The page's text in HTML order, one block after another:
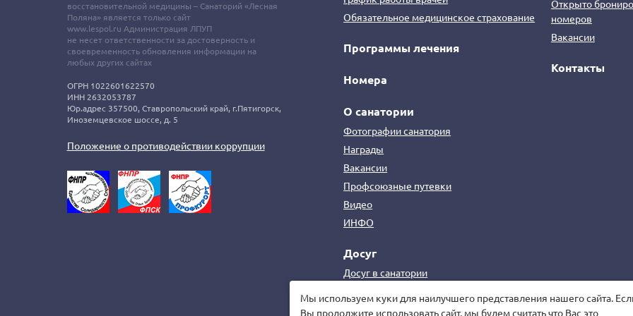
восстановительной медицины – Санаторий «Лесная
Поляна» является только сайт
www.lespol.ru Администрация ЛПУП
не несет ответственности за достоверность и
своевременность обновления информации на
любых других сайтах
ОГРН 1022601622570
ИНН 2632053787
Юр.адрес 357500, Ставропольский край, г.Пятигорск,
Иноземцевское шоссе, д. 5
Положение о противодействии коррупции
Обязательное медицинское страхование
Программы лечения
Номера
О санатории
Фотографии санатория
Награды
Вакансии
Профсоюзные путевки
Видео
ИНФО
Досуг
Досуг в санатории
Открыто
номеров
Вакансии
Контакты
Мы используем куки для наилучшего представления нашего сайта.
Вы продолжите использовать сайт, мы будем считать что Вас это